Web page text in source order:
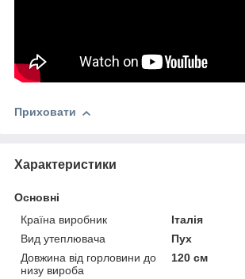
Приховати
Характеристики
Основні
Країна виробник
Італія
Вид утеплювача
Пух
Довжина від горловини до
низу вироба
120 см